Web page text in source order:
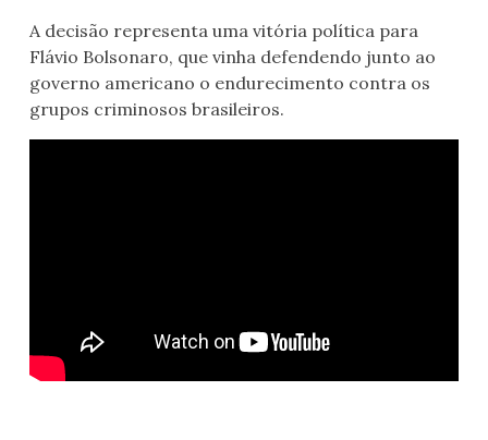
A decisão representa uma vitória política para
Flávio Bolsonaro, que vinha defendendo junto ao
governo americano o endurecimento contra os
grupos criminosos brasileiros.